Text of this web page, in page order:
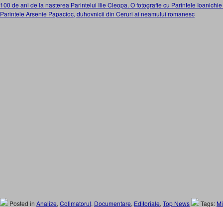
100 de ani de la nasterea Parintelui Ilie Cleopa. O fotografie cu Parintele
Parintele Arsenie Papacioc, duhovnicii din Ceruri ai neamului romanesc
Posted in Analize, Colimatorul, Documentare, Editoriale, Top News Tags: